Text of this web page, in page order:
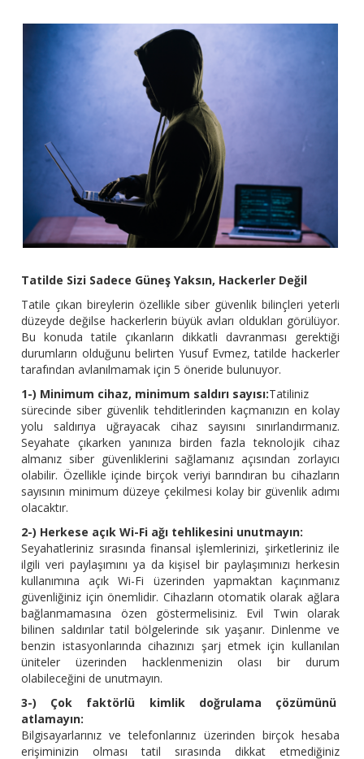
Tatilde Sizi Sadece Güneş Yaksın, Hackerler Değil
Tatile çıkan bireylerin özellikle siber güvenlik bilinçleri yeterli
düzeyde değilse hackerlerin büyük avları oldukları görülüyor.
Bu konuda tatile çıkanların dikkatli davranması gerektiği
durumların olduğunu belirten Yusuf Evmez, tatilde hackerler
tarafından avlanılmamak için 5 öneride bulunuyor.
1-) Minimum cihaz, minimum saldırı sayısı:Tatiliniz
sürecinde siber güvenlik tehditlerinden kaçmanızın en kolay
yolu saldırıya uğrayacak cihaz sayısını sınırlandırmanız.
Seyahate çıkarken yanınıza birden fazla teknolojik cihaz
almanız siber güvenliklerini sağlamanız açısından zorlayıcı
olabilir. Özellikle içinde birçok veriyi barındıran bu cihazların
sayısının minimum düzeye çekilmesi kolay bir güvenlik adımı
olacaktır.
2-) Herkese açık Wi-Fi ağı tehlikesini unutmayın:
Seyahatleriniz sırasında finansal işlemlerinizi, şirketleriniz ile
ilgili veri paylaşımını ya da kişisel bir paylaşımınızı herkesin
kullanımına açık Wi-Fi üzerinden yapmaktan kaçınmanız
güvenliğiniz için önemlidir. Cihazların otomatik olarak ağlara
bağlanmamasına özen göstermelisiniz. Evil Twin olarak
bilinen saldırılar tatil bölgelerinde sık yaşanır. Dinlenme ve
benzin istasyonlarında cihazınızı şarj etmek için kullanılan
üniteler üzerinden hacklenmenizin olası bir durum
olabileceğini de unutmayın.
3-) Çok faktörlü kimlik doğrulama çözümünü
atlamayın:
Bilgisayarlarınız ve telefonlarınız üzerinden birçok hesaba
erişiminizin olması tatil sırasında dikkat etmediğiniz